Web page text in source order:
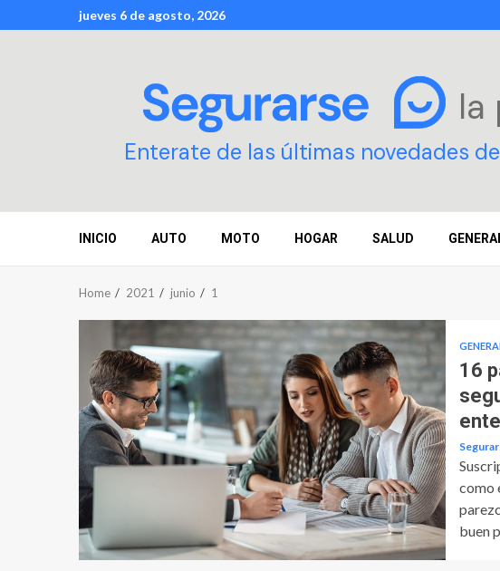
to
jueves 6 de agosto, 2026
la
Enterate de las últimas novedades
INICIO AUTO MOTO HOGAR SALUD
Home 2021 junio 1
16
como
buen